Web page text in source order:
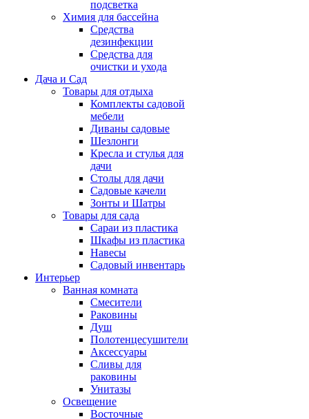
подсветка
Химия для бассейна
Средства
дезинфекции
Средства для
очистки и ухода
Дача и Сад
Товары для отдыха
Комплекты садовой
мебели
Диваны садовые
Шезлонги
Кресла и стулья для
дачи
Столы для дачи
Садовые качели
Зонты и Шатры
Товары для сада
Сараи из пластика
Шкафы из пластика
Навесы
Садовый инвентарь
Интерьер
Ванная комната
Смесители
Раковины
Душ
Полотенцесушители
Аксессуары
Сливы для
раковины
Унитазы
Освещение
Восточные